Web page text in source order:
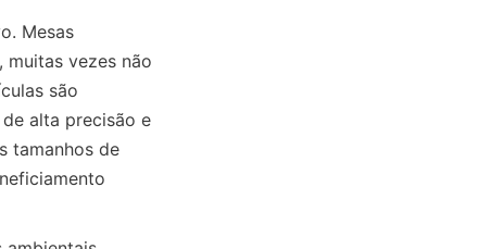
Mesas
vezes não
são
alta precisão e
tamanhos de